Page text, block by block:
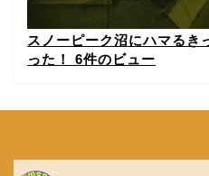
スノーピーク沼にハマるき
った！ 6件のビュー